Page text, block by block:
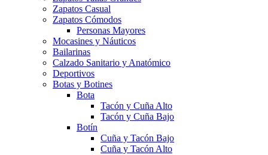
Zapatos Casual
Zapatos Cómodos
Personas Mayores
Mocasines y Náuticos
Bailarinas
Calzado Sanitario y Anatómico
Deportivos
Botas y Botines
Bota
Tacón y Cuña Alto
Tacón y Cuña Bajo
Botín
Cuña y Tacón Bajo
Cuña y Tacón Alto